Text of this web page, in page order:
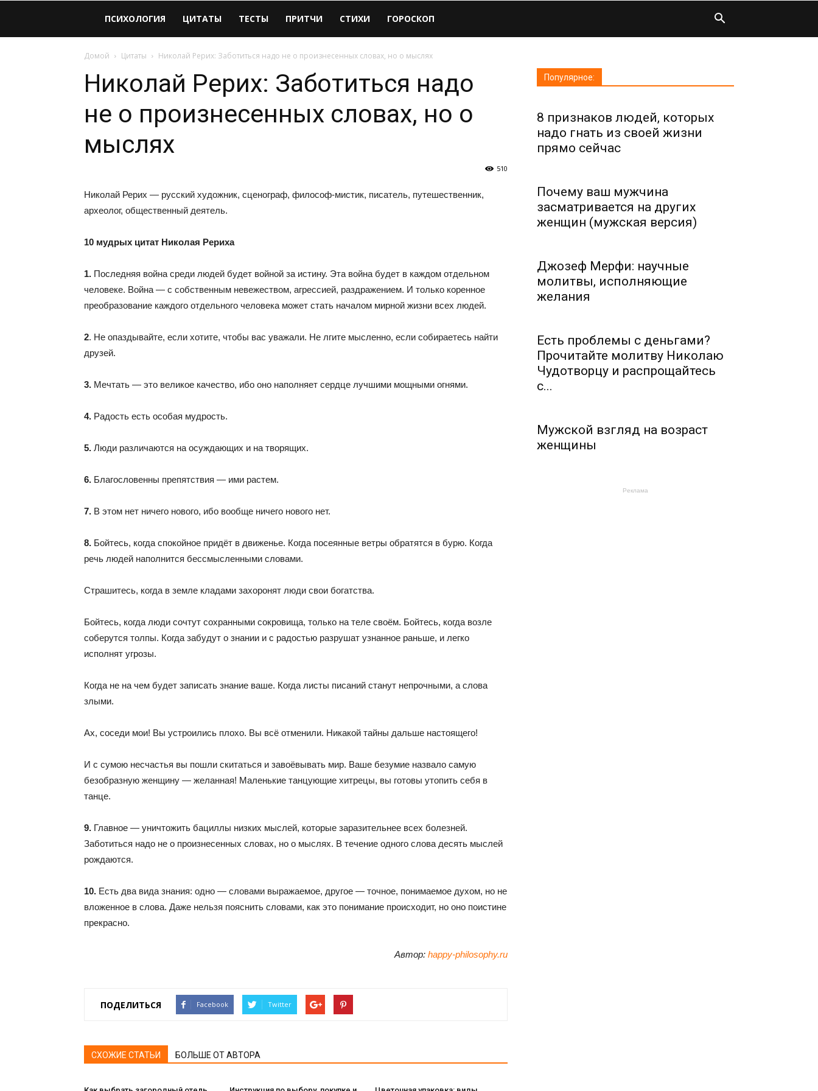
Виолайф
ПСИХОЛОГИЯ ЦИТАТЫ ТЕСТЫ ПРИТЧИ СТИХИ ГОРОСКОП
Домой Цитаты Николай Рерих: Заботиться надо не о произнесенных словах, но о мыслях
Николай Рерих: Заботиться надо
не о произнесенных словах, но о
мыслях
510
Николай Рерих — русский художник, сценограф, философ-мистик, писатель, путешественник,
археолог, общественный деятель.
10 мудрых цитат Николая Рериха
1. Последняя война среди людей будет войной за истину. Эта война будет в каждом отдельном
человеке. Война — с собственным невежеством, агрессией, раздражением. И только коренное
преобразование каждого отдельного человека может стать началом мирной жизни всех людей.
2. Не опаздывайте, если хотите, чтобы вас уважали. Не лгите мысленно, если собираетесь найти
друзей.
3. Мечтать — это великое качество, ибо оно наполняет сердце лучшими мощными огнями.
4. Радость есть особая мудрость.
5. Люди различаются на осуждающих и на творящих.
6. Благословенны препятствия — ими растем.
7. В этом нет ничего нового, ибо вообще ничего нового нет.
8. Бойтесь, когда спокойное придёт в движенье. Когда посеянные ветры обратятся в бурю. Когда
речь людей наполнится бессмысленными словами.
Страшитесь, когда в земле кладами захоронят люди свои богатства.
Бойтесь, когда люди сочтут сохранными сокровища, только на теле своём. Бойтесь, когда возле
соберутся толпы. Когда забудут о знании и с радостью разрушат узнанное раньше, и легко
исполнят угрозы.
Когда не на чем будет записать знание ваше. Когда листы писаний станут непрочными, а слова
злыми.
Ах, соседи мои! Вы устроились плохо. Вы всё отменили. Никакой тайны дальше настоящего!
И с сумою несчастья вы пошли скитаться и завоёвывать мир. Ваше безумие назвало самую
безобразную женщину — желанная! Маленькие танцующие хитрецы, вы готовы утопить себя в
танце.
9. Главное — уничтожить бациллы низких мыслей, которые заразительнее всех болезней.
Заботиться надо не о произнесенных словах, но о мыслях. В течение одного слова десять мыслей
рождаются.
10. Есть два вида знания: одно — словами выражаемое, другое — точное, понимаемое духом, но не
вложенное в слова. Даже нельзя пояснить словами, как это понимание происходит, но оно поистине
прекрасно.
Автор: happy-philosophy.ru
ПОДЕЛИТЬСЯ Facebook Twitter
СХОЖИЕ СТАТЬИ БОЛЬШЕ ОТ АВТОРА
Популярное:
8 признаков людей, которых
надо гнать из своей жизни
прямо сейчас
Почему ваш мужчина
засматривается на других
женщин (мужская версия)
Джозеф Мерфи: научные
молитвы, исполняющие
желания
Есть проблемы с деньгами?
Прочитайте молитву Николаю
Чудотворцу и распрощайтесь
с...
Мужской взгляд на возраст
женщины
Реклама